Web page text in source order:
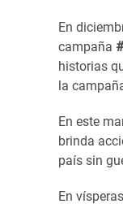
En
campaña
historias
la
En este
brinda
país sin
En